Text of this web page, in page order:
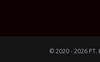
© 2020 - 2026 PT.